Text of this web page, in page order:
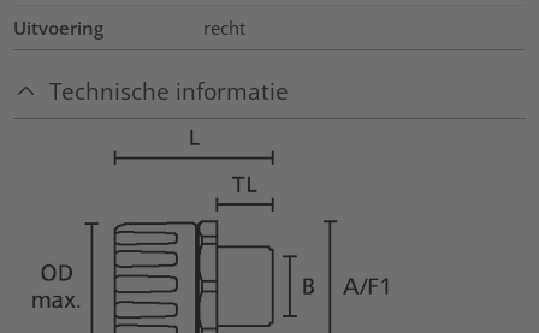
Uitvoering
recht
Technische informatie